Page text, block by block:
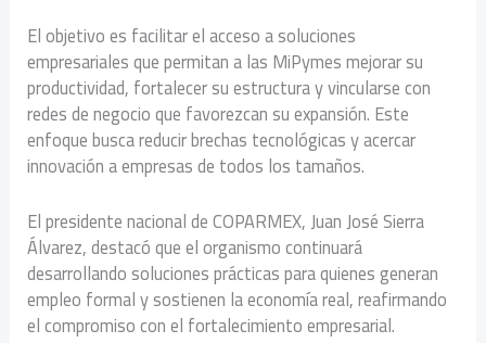
El objetivo es facilitar el acceso a soluciones
empresariales que permitan a las MiPymes mejorar su
productividad, fortalecer su estructura y vincularse con
redes de negocio que favorezcan su expansión. Este
enfoque busca reducir brechas tecnológicas y acercar
innovación a empresas de todos los tamaños.
El presidente nacional de COPARMEX, Juan José Sierra
Álvarez, destacó que el organismo continuará
desarrollando soluciones prácticas para quienes generan
empleo formal y sostienen la economía real, reafirmando
el compromiso con el fortalecimiento empresarial.